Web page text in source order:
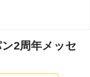
2周年メッセ